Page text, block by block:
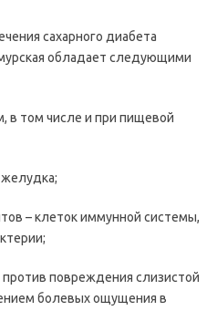
сахарного диабета
обладает следующими
в том числе и при пищевой
– клеток иммунной системы,
повреждения слизистой
болевых ощущения в